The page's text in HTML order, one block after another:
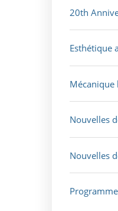
20th
Esthétique
Nouvelles
Nouvelles